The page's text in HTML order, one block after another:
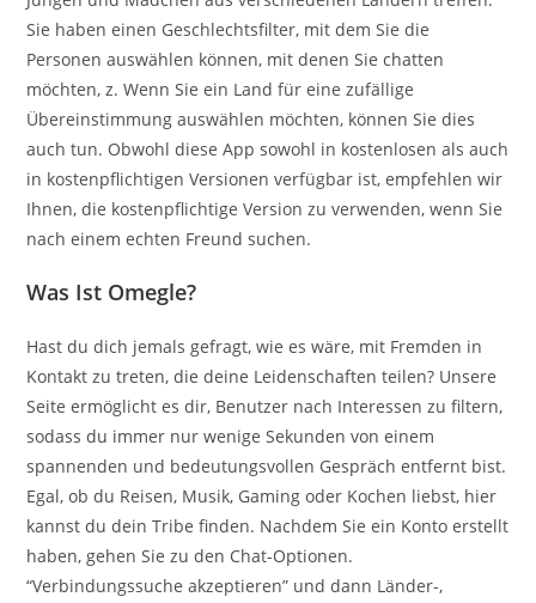
Sie haben einen Geschlechtsfilter, mit dem Sie die
Personen auswählen können, mit denen Sie chatten
möchten, z. Wenn Sie ein Land für eine zufällige
Übereinstimmung auswählen möchten, können Sie dies
auch tun. Obwohl diese App sowohl in kostenlosen als auch
in kostenpflichtigen Versionen verfügbar ist, empfehlen wir
Ihnen, die kostenpflichtige Version zu verwenden, wenn Sie
nach einem echten Freund suchen.
Was Ist Omegle?
Hast du dich jemals gefragt, wie es wäre, mit Fremden in
Kontakt zu treten, die deine Leidenschaften teilen? Unsere
Seite ermöglicht es dir, Benutzer nach Interessen zu filtern,
sodass du immer nur wenige Sekunden von einem
spannenden und bedeutungsvollen Gespräch entfernt bist.
Egal, ob du Reisen, Musik, Gaming oder Kochen liebst, hier
kannst du dein Tribe finden. Nachdem Sie ein Konto erstellt
haben, gehen Sie zu den Chat-Optionen.
“Verbindungssuche akzeptieren” und dann Länder-,